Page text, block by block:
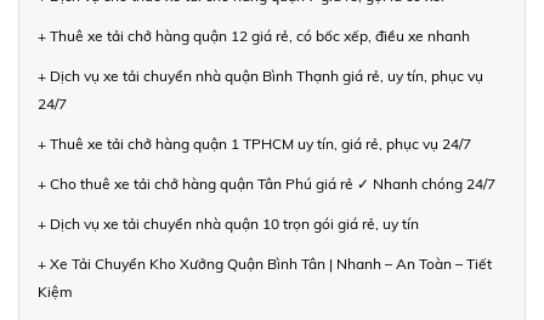
+ Thuê xe tải chở hàng quận 12 giá rẻ, có bốc xếp, điều xe nhanh
+ Dịch vụ xe tải chuyển nhà quận Bình Thạnh giá rẻ, uy tín, phục vụ
24/7
+ Thuê xe tải chở hàng quận 1 TPHCM uy tín, giá rẻ, phục vụ 24/7
+ Cho thuê xe tải chở hàng quận Tân Phú giá rẻ ✓ Nhanh chóng 24/7
+ Dịch vụ xe tải chuyển nhà quận 10 trọn gói giá rẻ, uy tín
+ Xe Tải Chuyển Kho Xưởng Quận Bình Tân | Nhanh – An Toàn – Tiết
Kiệm